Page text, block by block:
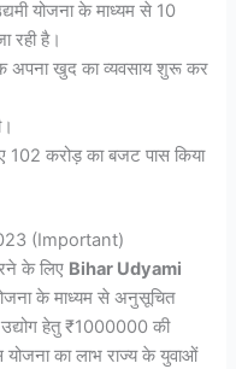
योजना के माध्यम से 10
रही है।
अपना खुद का व्यवसाय शुरू कर
102 करोड़ का बजट पास किया
(Important)
के लिए Bihar Udyami
के माध्यम से अनुसूचित
हेतु ₹1000000 की
योजना का लाभ राज्य के युवाओं